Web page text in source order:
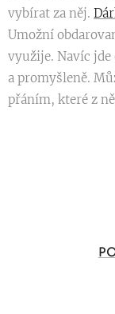
vybírat za něj.
Umožní
využije. Navíc jde
a promyšleně.
přáním, které z